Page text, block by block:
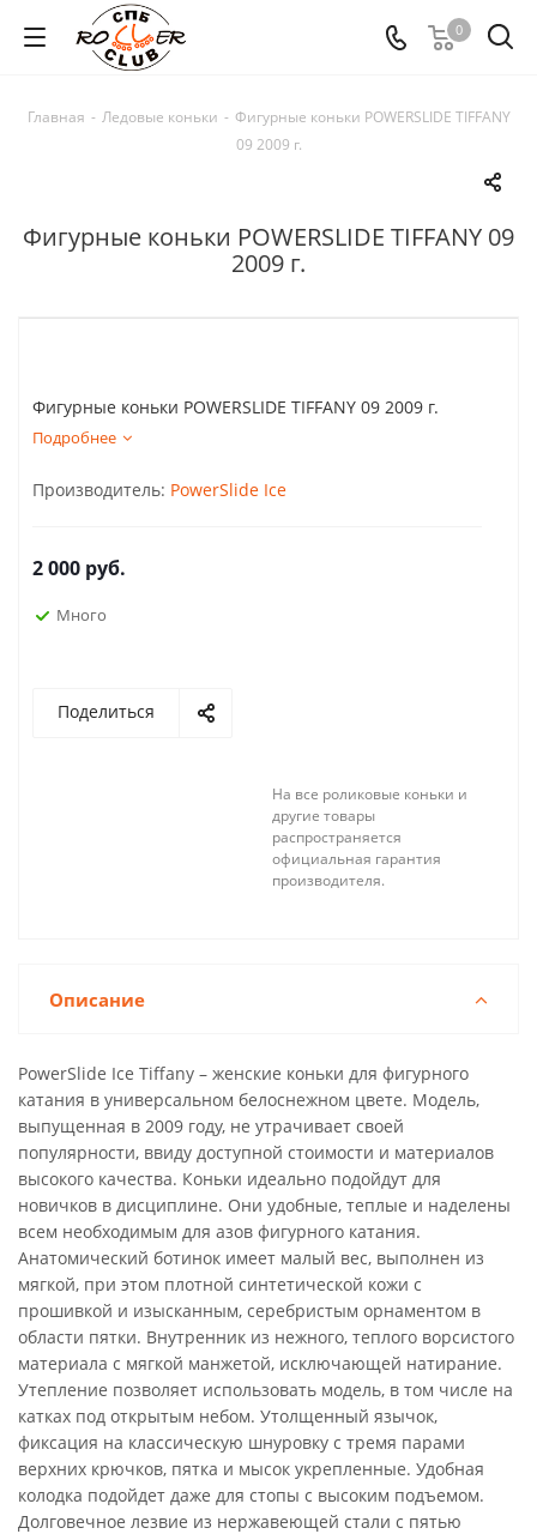
0
Главная - Ледовые коньки - Фигурные коньки POWERSLIDE TIFFANY
09 2009 г.
Фигурные коньки POWERSLIDE TIFFANY 09
2009 г.
Фигурные коньки POWERSLIDE TIFFANY 09 2009 г.
Подробнее
Производитель: PowerSlide Ice
2 000 руб.
Много
Поделиться
На все роликовые коньки и
другие товары
распространяется
официальная гарантия
производителя.
Описание
PowerSlide Ice Tiffany – женские коньки для фигурного
катания в универсальном белоснежном цвете. Модель,
выпущенная в 2009 году, не утрачивает своей
популярности, ввиду доступной стоимости и материалов
высокого качества. Коньки идеально подойдут для
новичков в дисциплине. Они удобные, теплые и наделены
всем необходимым для азов фигурного катания.
Анатомический ботинок имеет малый вес, выполнен из
мягкой, при этом плотной синтетической кожи с
прошивкой и изысканным, серебристым орнаментом в
области пятки. Внутренник из нежного, теплого ворсистого
материала с мягкой манжетой, исключающей натирание.
Утепление позволяет использовать модель, в том числе на
катках под открытым небом. Утолщенный язычок,
фиксация на классическую шнуровку с тремя парами
верхних крючков, пятка и мысок укрепленные. Удобная
колодка подойдет даже для стопы с высоким подъемом.
Долговечное лезвие из нержавеющей стали с пятью